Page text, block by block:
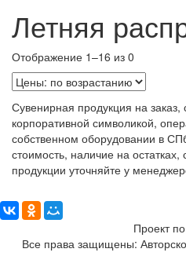
Летняя
Отображение 1–16 из 0
Сувенирная продукция на заказ,
корпоративной символикой,
собственном оборудовании в
стоимость, наличие на остатках,
продукции уточняйте у
Проект
Все права защищены: